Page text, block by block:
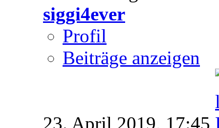
siggi4ever
Profil
Beiträge anzeigen
23. April 2019, 17:45